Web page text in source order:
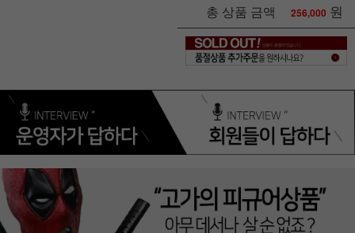
총 상품 금액 256,000 원